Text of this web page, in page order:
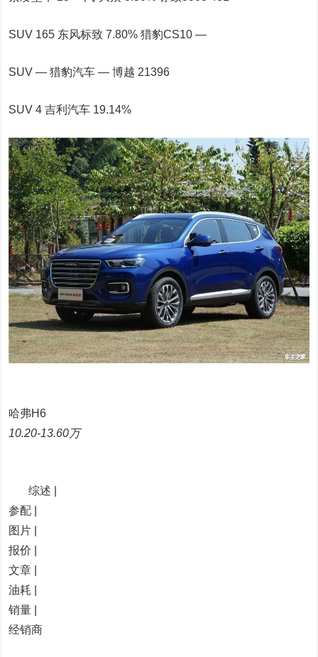
SUV 165 东风标致 7.80% 猎豹CS10 —
SUV — 猎豹汽车 — 博越 21396
SUV 4 吉利汽车 19.14%
哈弗H6
10.20-13.60万
综述 |
参配 |
图片 |
报价 |
文章 |
油耗 |
销量 |
经销商